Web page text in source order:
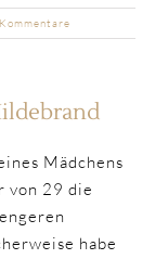
Mädchens
von 29 die
habe